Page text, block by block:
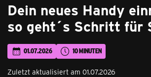
Dein neues Handy
so geht´s Schritt für
01.07.2026 10 MINUTEN
Zuletzt aktualisiert am 01.07.2026